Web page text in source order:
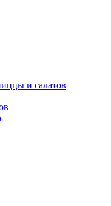
и салатов